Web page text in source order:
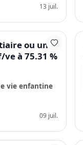
13 juil.
ou un/e
à 75.31 %
vie enfantine
09 juil.